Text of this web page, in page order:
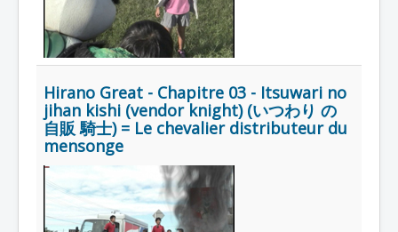
Jihan kishi (Vendor knight)
Hirano Great (自販 騎士 ヒラノ グ
レート) = Chevalier distributeur
Hirano Great
Année :2017
Toku-actrice(s) : Kasumi Tsuji
Nombre d'image(s) :115
Hirano Great - Chapitre 03 - Itsuwari no
jihan kishi (vendor knight) (いつわり の
自販 騎士) = Le chevalier distributeur du
mensonge